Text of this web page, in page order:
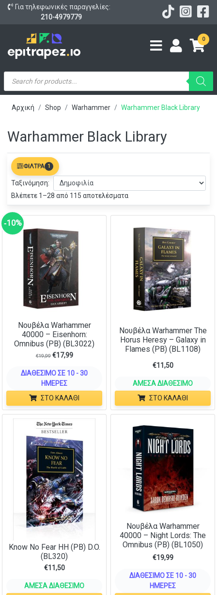
Για τηλεφωνικές παραγγελίες:
210-4979779
0
Products
search
Αρχική Shop Warhammer Warhammer Black Library
Warhammer Black Library
Βλέπετε 1–28 από 115 αποτελέσματα
ΦΊΛΤΡΑ 1
Ταξινόμηση:
‑10%
Νουβέλα Warhammer
40000 – Eisenhorn:
Omnibus (PB) (BL3022)
€19,99 €17,99
ΔΙΑΘΈΣΙΜΟ ΣΕ 10 - 30
ΗΜΈΡΕΣ
ΣΤΟ ΚΑΛΆΘΙ
Νουβέλα Warhammer The
Horus Heresy – Galaxy in
Flames (PB) (BL1108)
€11,50
ΆΜΕΣΑ ΔΙΑΘΈΣΙΜΟ
ΣΤΟ ΚΑΛΆΘΙ
Know No Fear HH (PB) D.O.
(BL320)
€11,50
ΆΜΕΣΑ ΔΙΑΘΈΣΙΜΟ
Νουβέλα Warhammer
40000 – Night Lords: The
Omnibus (PB) (BL1050)
€19,99
ΔΙΑΘΈΣΙΜΟ ΣΕ 10 - 30
ΗΜΈΡΕΣ